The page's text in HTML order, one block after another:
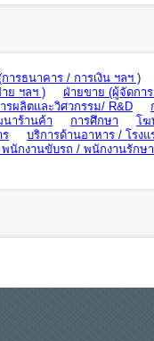
ารธนาคาร / การเงิน ฯลฯ )
ย ฯลฯ )
ฝ่ายขาย (ผู้จัดกา
รผลิตและวิศวกรรม/ R&D
าร้านค้า การศึกษา โฆ
ร
บริการด้านอาหาร / โรง
นักงานขับรถ / พนักงานรักษ